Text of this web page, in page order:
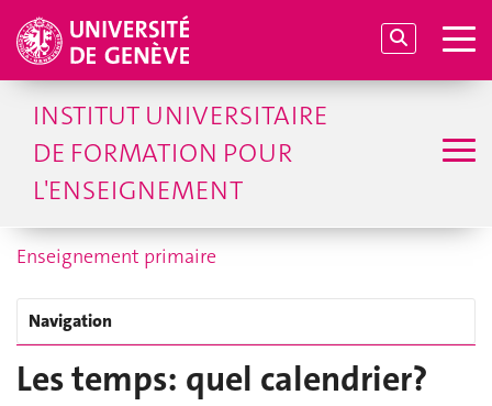
INSTITUT UNIVERSITAIRE
DE FORMATION POUR
L'ENSEIGNEMENT
Enseignement primaire
Navigation
Les temps: quel calendrier?